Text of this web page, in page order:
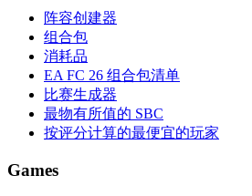
阵容创建器
组合包
消耗品
EA FC 26 组合包清单
比赛生成器
最物有所值的 SBC
按评分计算的最便宜的玩家
Games